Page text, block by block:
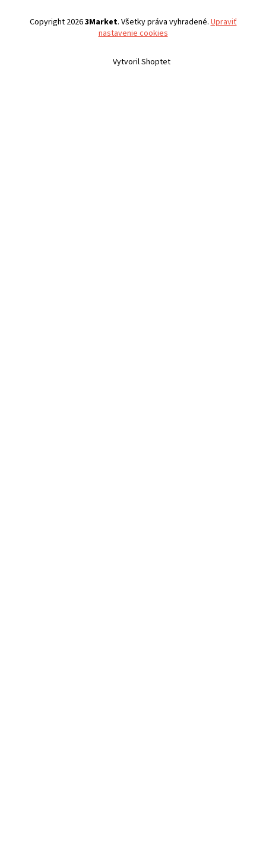
Vytvoril Shoptet
Copyright 20263Market. Všetky práva vyhradené. Upraviť
nastavenie cookies